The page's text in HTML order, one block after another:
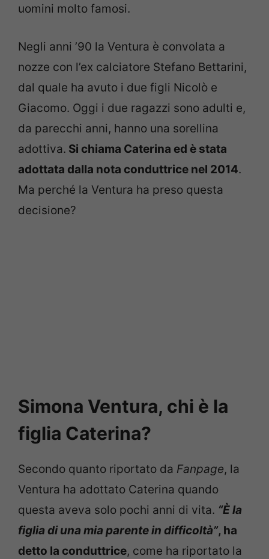
uomini molto famosi.
Negli anni ’90 la Ventura è convolata a
nozze con l’ex calciatore Stefano Bettarini,
dal quale ha avuto i due figli Nicolò e
Giacomo. Oggi i due ragazzi sono adulti e,
da parecchi anni, hanno una sorellina
adottiva. Si chiama Caterina ed è stata
adottata dalla nota conduttrice nel 2014.
Ma perché la Ventura ha preso questa
decisione?
Simona Ventura, chi è la
figlia Caterina?
Secondo quanto riportato da Fanpage, la
Ventura ha adottato Caterina quando
questa aveva solo pochi anni di vita. “È la
figlia di una mia parente in difficoltà”, ha
detto la conduttrice, come ha riportato la